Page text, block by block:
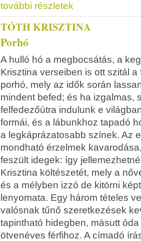
további részletek
TÓTH KRISZTINA
Porhó
A hulló hó a megbocsátás, a
Krisztina verseiben is ott szitál
porhó, mely az idők során
mindent befed; és ha izgalmas,
felfedezőútra indulunk e
formái, és a lábunkhoz tapadó
a legkáprázatosabb színek. Az
mondható érzelmek
feszült idegek: így
Krisztina költészetét, mely a
és a mélyben izzó de kitörni
lenyomata. Egy három tételes
valósnak tűnő szeretkezések
tapintható hidegben, másutt
ötvenéves férfihoz. A címadó